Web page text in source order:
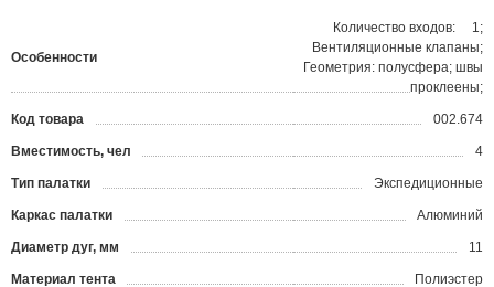
Особенности
Количество входов: 1;
Вентиляционные клапаны;
Геометрия: полусфера; швы
проклеены;
Код товара 002.674
Вместимость, чел 4
Тип палатки Экспедиционные
Каркас палатки Алюминий
Диаметр дуг, мм 11
Материал тента Полиэстер